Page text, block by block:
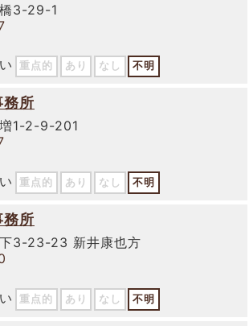
3-29-1
重点的 あり なし 不明
務所
1-2-9-201
重点的 あり なし 不明
務所
3-23-23 新井康也方
重点的 あり なし 不明